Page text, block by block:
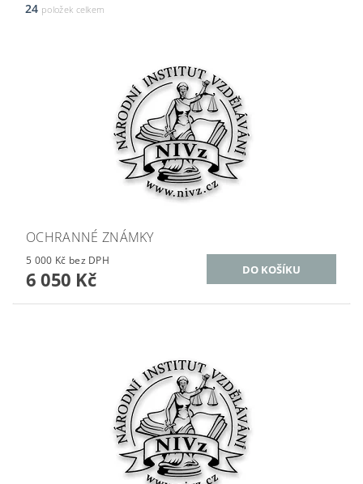
24 položek celkem
OCHRANNÉ ZNÁMKY
5 000 Kč bez DPH
6 050 Kč